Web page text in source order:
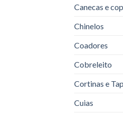
Equivale 150W Kian
Canecas e
Chinelos
Coadores
Cobreleito
Cortinas e
Cuias